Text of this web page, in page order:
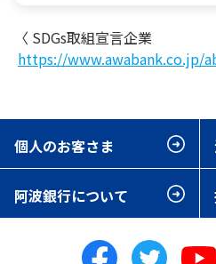
〈 SDGs取組宣言企業
https://www.awabank.co.jp/
個人のお客さま
阿波銀行について